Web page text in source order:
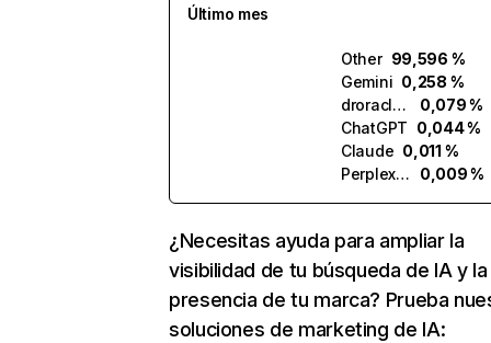
Último mes
Other 99,596 %
Gemini 0,258 %
droracle.ai
0,079 %
ChatGPT 0,044 %
Claude 0,011 %
Perplexity
0,009 %
¿Necesitas ayuda para ampliar la
visibilidad de tu búsqueda de IA y la
presencia de tu marca? Prueba
soluciones de marketing de IA: